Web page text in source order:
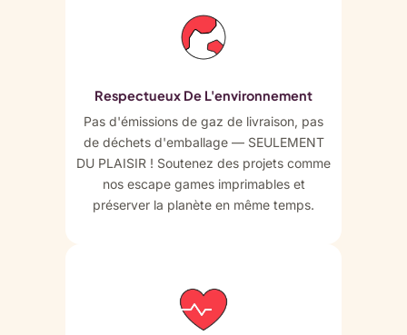
Respectueux De L'environnement
Pas d'émissions de gaz de livraison, pas
de déchets d'emballage — SEULEMENT
DU PLAISIR ! Soutenez des projets comme
nos escape games imprimables et
préserver la planète en même temps.